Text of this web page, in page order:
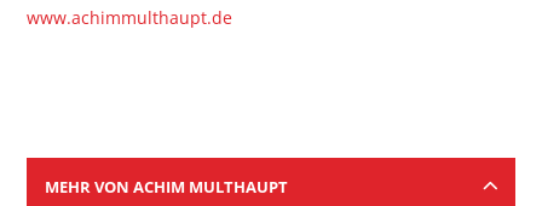
www.achimmulthaupt.de
MEHR VON ACHIM MULTHAUPT